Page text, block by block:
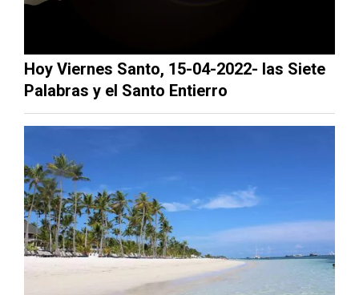
Hoy Viernes Santo, 15-04-2022- las Siete
Palabras y el Santo Entierro